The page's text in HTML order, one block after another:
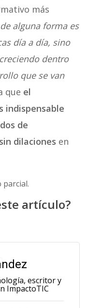
más
alguna forma es
día a día, sino
dentro
que se van
que el
indispensable
de
dilaciones en
artículo?
escritor y
ImpactoTIC